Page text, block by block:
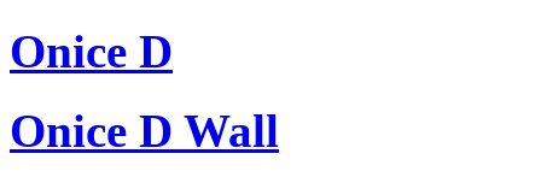
Onice D
Onice D Wall